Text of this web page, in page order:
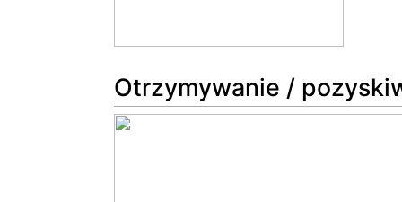
Otrzymywanie /